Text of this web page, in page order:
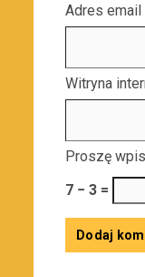
Adres email
Witryna
Proszę
7 − 3 =